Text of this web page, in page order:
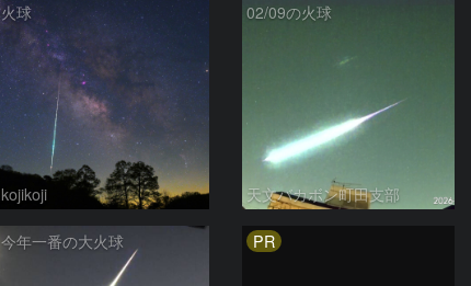
火球
kojikoji
02/09の火球
天文バカボン町田支部
今年一番の大火球 PR